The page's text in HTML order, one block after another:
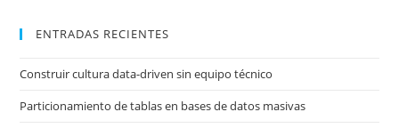
ENTRADAS RECIENTES
Construir cultura data-driven sin equipo técnico
Particionamiento de tablas en bases de datos masivas